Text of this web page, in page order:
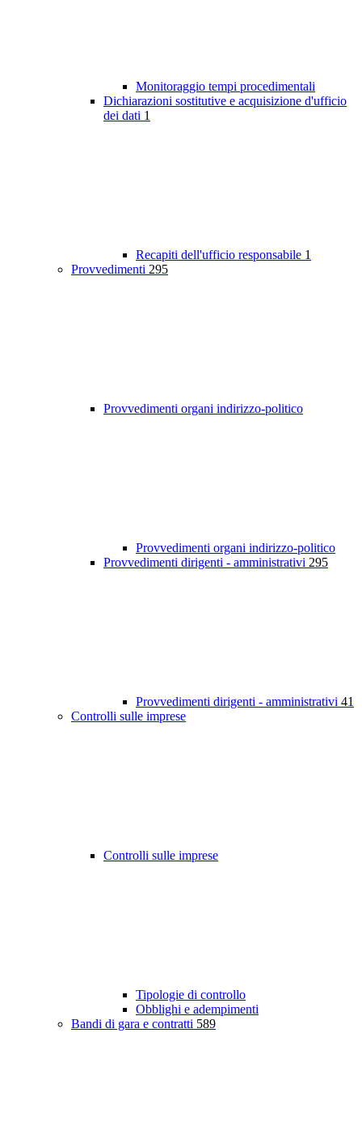
Monitoraggio tempi procedimentali
Dichiarazioni sostitutive e acquisizione d'ufficio
dei dati 1
Recapiti dell'ufficio responsabile 1
Provvedimenti 295
Provvedimenti organi indirizzo-politico
Provvedimenti organi indirizzo-politico
Provvedimenti dirigenti - amministrativi 295
Provvedimenti dirigenti - amministrativi 41
Controlli sulle imprese
Controlli sulle imprese
Tipologie di controllo
Obblighi e adempimenti
Bandi di gara e contratti 589